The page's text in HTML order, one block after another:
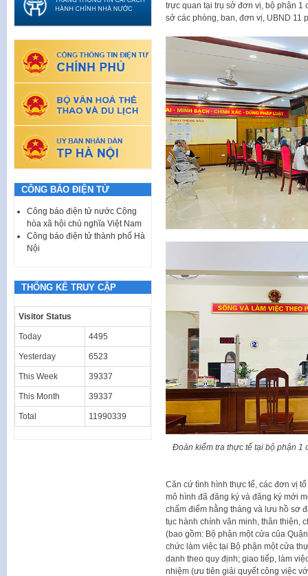
trực quan tại trụ sở đơn vị, bộ phận
sở các phòng, ban, đơn vị, UBND 11
Đoàn kiểm tra thực tế tại bộ phận 1
Căn cứ tình hình thực tế, các đơn vị
mô hình đã đăng ký và đăng ký mới
chấm điểm hằng tháng và lưu hồ sơ
tục hành chính văn minh, thân thiện,
(bao gồm: Bộ phận một cửa của
chức làm việc tại Bộ phận một cửa
danh theo quy định; giao tiếp, làm
nhiệm (ưu tiên giải quyết công việc
CÔNG BÁO ĐIỆN TỬ
Công báo điện tử nước Cộng
hòa xã hội chủ nghĩa Việt Nam
Công báo điện tử thành phố Hà
Nội
THỐNG KÊ TRUY CẬP
Visitor Status
Today 4495
Yesterday 6523
This Week 39337
This Month 39337
Total 11990339